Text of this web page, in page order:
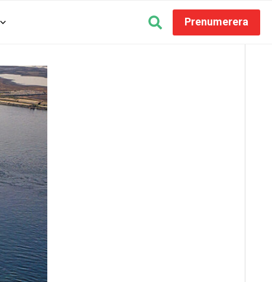
Prenumerera